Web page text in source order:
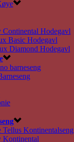
Continental Hodegavl
Basic Hodegavl
Diamond Hodegavl
barneseng
Tellus Kontinentalseng
Kontinental